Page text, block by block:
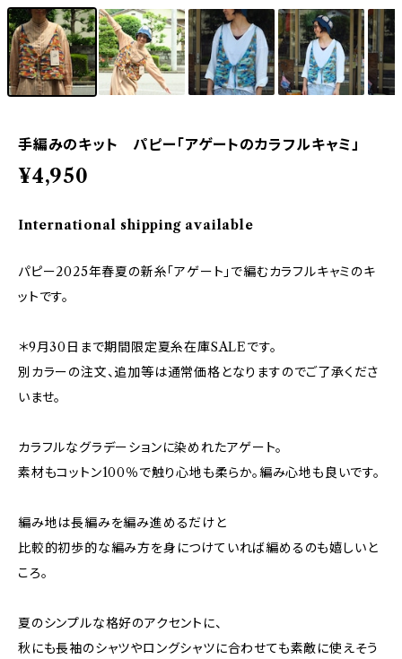
手編みのキット パピー「アゲートのカラフルキャミ」
¥4,950
International shipping available
パピー2025年春夏の新糸「アゲート」で編むカラフルキャミのキ
ットです。
＊9月30日まで期間限定夏糸在庫SALEです。
別カラーの注文、追加等は通常価格となりますのでご了承くださ
いませ。
カラフルなグラデーションに染めれたアゲート。
素材もコットン100％で触り心地も柔らか。編み心地も良いです。
編み地は長編みを編み進めるだけと
比較的初歩的な編み方を身につけていれば編めるのも嬉しいと
ころ。
夏のシンプルな格好のアクセントに、
秋にも長袖のシャツやロングシャツに合わせても素敵に使えそう